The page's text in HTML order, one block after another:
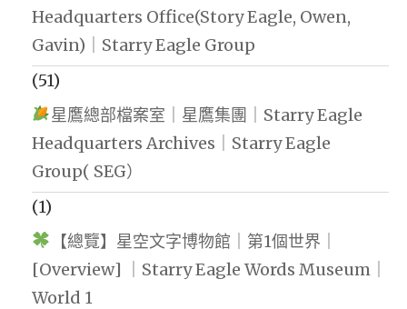
Headquarters Office(Story Eagle, Owen,
Gavin)｜Starry Eagle Group
(51)
星鷹總部檔案室｜星鷹集團｜Starry Eagle
Headquarters Archives｜Starry Eagle
Group( SEG）
(1)
【總覽】星空文字博物館｜第1個世界｜
[Overview] ｜Starry Eagle Words Museum｜
World 1